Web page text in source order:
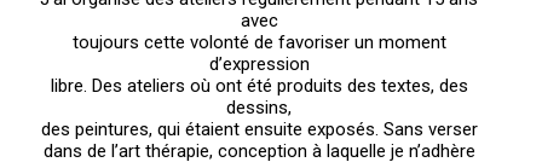
avec
toujours cette volonté de favoriser un moment
d’expression
libre. Des ateliers où ont été produits des textes, des
dessins,
des peintures, qui étaient ensuite exposés. Sans verser
dans de l’art thérapie, conception à laquelle je n’adhère